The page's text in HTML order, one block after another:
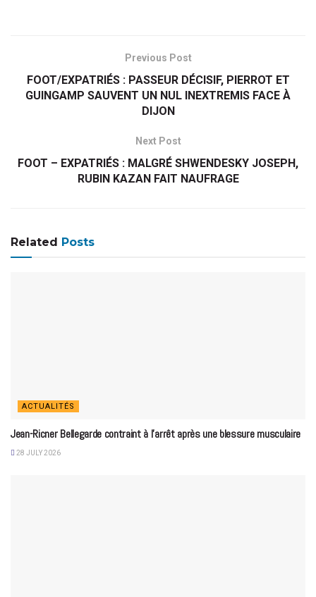
Previous Post
FOOT/EXPATRIÉS : PASSEUR DÉCISIF, PIERROT ET
GUINGAMP SAUVENT UN NUL INEXTREMIS FACE À
DIJON
Next Post
FOOT – EXPATRIÉS : MALGRÉ SHWENDESKY JOSEPH,
RUBIN KAZAN FAIT NAUFRAGE
Related Posts
ACTUALITÉS
Jean-Ricner Bellegarde contraint à l’arrêt après une blessure musculaire
28 JULY 2026